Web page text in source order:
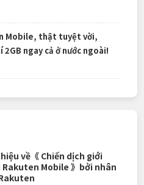
Mobile, thật tuyệt vời,
2GB ngay cả ở nước ngoài!
về《 Chiến dịch giới
Mobile 》bởi nhân